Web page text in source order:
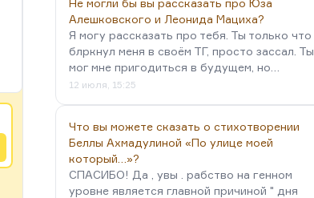
Не могли бы вы рассказать про Юза
Алешковского и Леонида Мациха?
Я могу рассказать про тебя. Ты только что
блркнул меня в своём ТГ, просто зассал. Ты
мог мне пригодиться в будущем, но…
12 июля, 15:25
Что вы можете сказать о стихотворении
Беллы Ахмадулиной «По улице моей
который…»?
СПАСИБО! Да , увы . рабство на генном
уровне является главной причиной " дня